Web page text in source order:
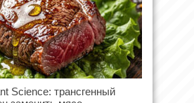
Science: трансгенный